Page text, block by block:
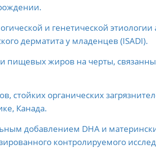
и генетической этиологии
дерматита у младенцев (ISADI).
пищевых жиров на черты,
стойких органических
Канада.
добавлением DHA и
контролируемого